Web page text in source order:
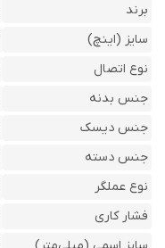
برند
سایز (اینچ)
نوع اتصال
جنس بدنه
جنس دیسک
جنس دسته
نوع عملگر
فشار کاری